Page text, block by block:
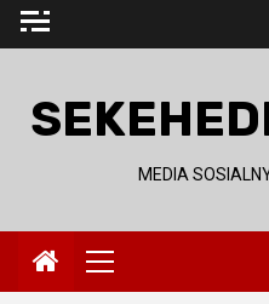
Skip
MEDIA
Primary
Menu